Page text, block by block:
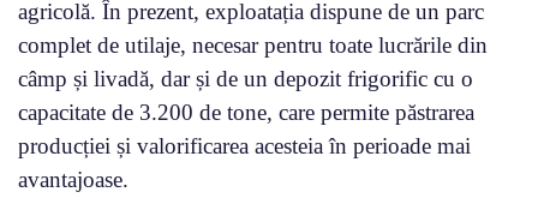
agricolă. În prezent, exploatația dispune de un parc
complet de utilaje, necesar pentru toate lucrările din
câmp și livadă, dar și de un depozit frigorific cu o
capacitate de 3.200 de tone, care permite păstrarea
producției și valorificarea acesteia în perioade mai
avantajoase.